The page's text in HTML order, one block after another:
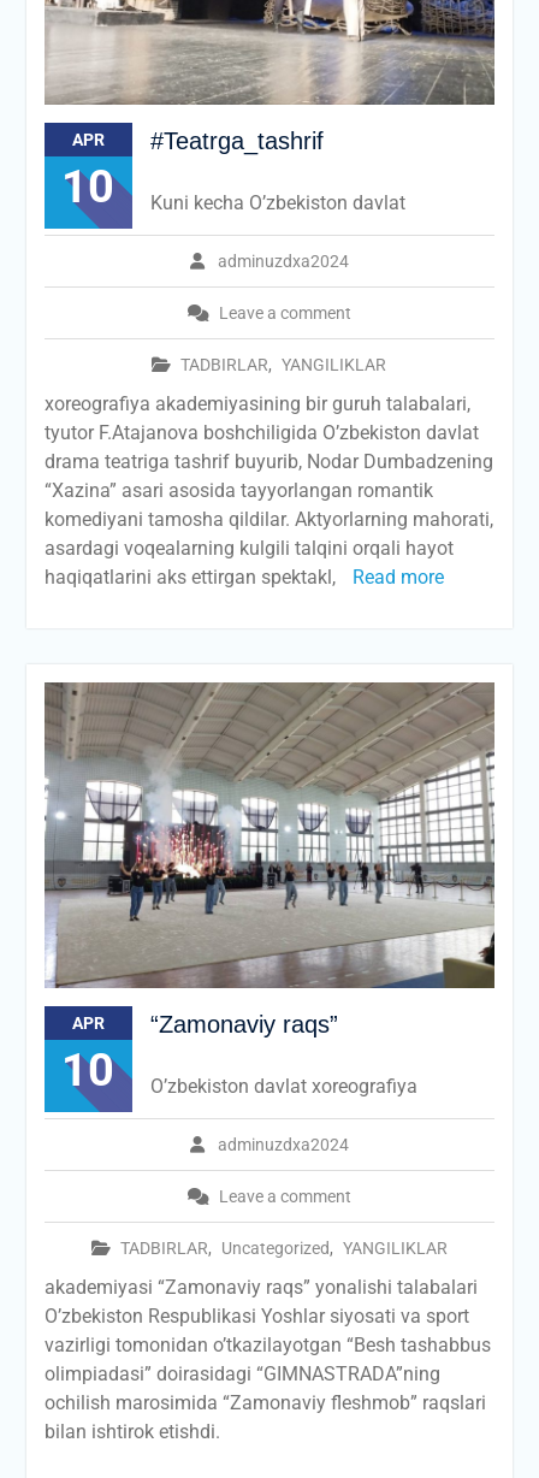
APR
10
#Teatrga_tashrif
adminuzdxa2024
Leave a comment
TADBIRLAR, YANGILIKLAR
Kuni kecha O’zbekiston davlat
xoreografiya akademiyasining bir guruh talabalari,
tyutor F.Atajanova boshchiligida O’zbekiston davlat
drama teatriga tashrif buyurib, Nodar Dumbadzening
“Xazina” asari asosida tayyorlangan romantik
komediyani tamosha qildilar. Aktyorlarning mahorati,
asardagi voqealarning kulgili talqini orqali hayot
haqiqatlarini aks ettirgan spektakl,
Read more
APR
10
“Zamonaviy raqs”
adminuzdxa2024
Leave a comment
TADBIRLAR, Uncategorized, YANGILIKLAR
O’zbekiston davlat xoreografiya
akademiyasi “Zamonaviy raqs” yonalishi talabalari
O’zbekiston Respublikasi Yoshlar siyosati va sport
vazirligi tomonidan o’tkazilayotgan “Besh tashabbus
olimpiadasi” doirasidagi “GIMNASTRADA”ning
ochilish marosimida “Zamonaviy fleshmob” raqslari
bilan ishtirok etishdi.